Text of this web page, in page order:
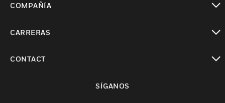
COMPAÑÍA
CARRERAS
CONTACT
SÍGANOS